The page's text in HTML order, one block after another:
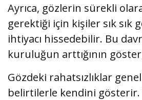
Ayrıca, gözlerin sürekli
gerektiği için kişiler sık sık
ihtiyacı hissedebilir. Bu
kuruluğun arttığının
Gözdeki rahatsızlıklar
belirtilerle kendini gösterir.